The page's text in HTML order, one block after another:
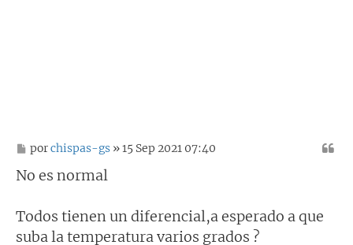
M
n
j
e
porchispas-gs » 15 Sep 2021 07:40
No es normal
Todos tienen un diferencial,a esperado a que
suba la temperatura varios grados ?